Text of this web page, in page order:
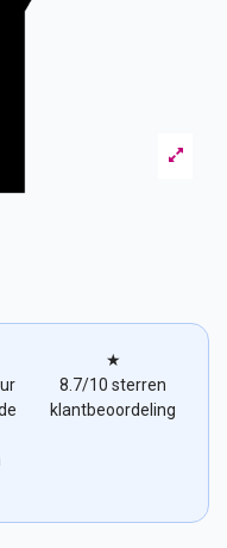
★
8.7/10 sterren
klantbeoordeling